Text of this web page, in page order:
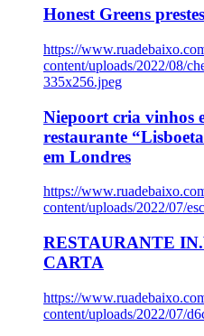
Honest Greens
https://
content/uploads/2022/08/
335x256.jpeg
Niepoort cria vinhos
restaurante
em Londres
https://
content/uploads/2022/07/
RESTAURANTE
CARTA
https://
content/uploads/2022/07/